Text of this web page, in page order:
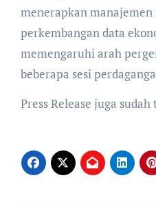
menerapkan
perkembangan data
memengaruhi arah
beberapa sesi
Press Release juga